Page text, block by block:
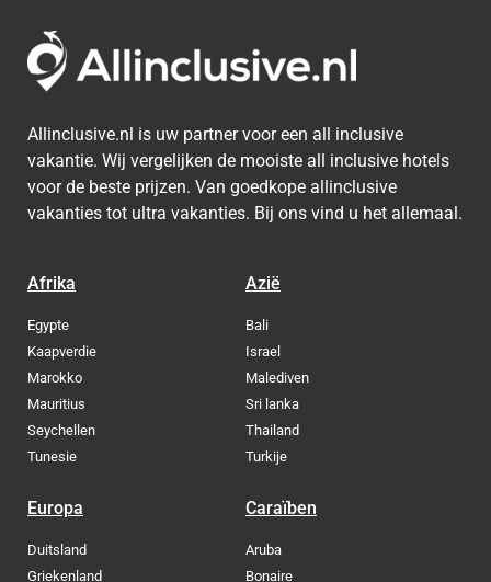
Allinclusive.nl is uw partner voor een all inclusive
vakantie. Wij vergelijken de mooiste all inclusive hotels
voor de beste prijzen. Van goedkope allinclusive
vakanties tot ultra vakanties. Bij ons vind u het allemaal.
Afrika
Egypte
Kaapverdie
Marokko
Mauritius
Seychellen
Tunesie
Azië
Bali
Israel
Malediven
Sri lanka
Thailand
Turkije
Europa
Duitsland
Griekenland
Caraïben
Aruba
Bonaire